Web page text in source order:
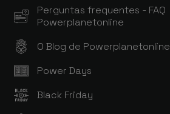
Perguntas frequentes - FAQ
Powerplanetonline
O Blog de Powerplanetonline
Power Days
Black Friday